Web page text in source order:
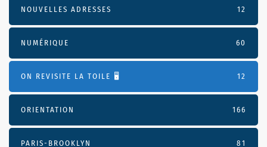
NOUVELLES ADRESSES 12
NUMÉRIQUE 60
ON REVISITE LA TOILE 🖥️ 12
ORIENTATION 166
PARIS-BROOKLYN 81